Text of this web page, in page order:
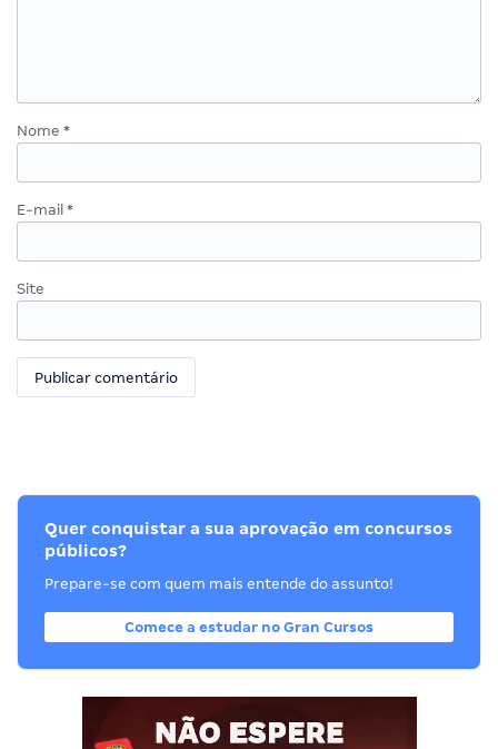
Nome *
E-mail *
Site
Quer conquistar a sua aprovação em concursos
públicos?
Prepare-se com quem mais entende do assunto!
Comece a estudar no Gran Cursos